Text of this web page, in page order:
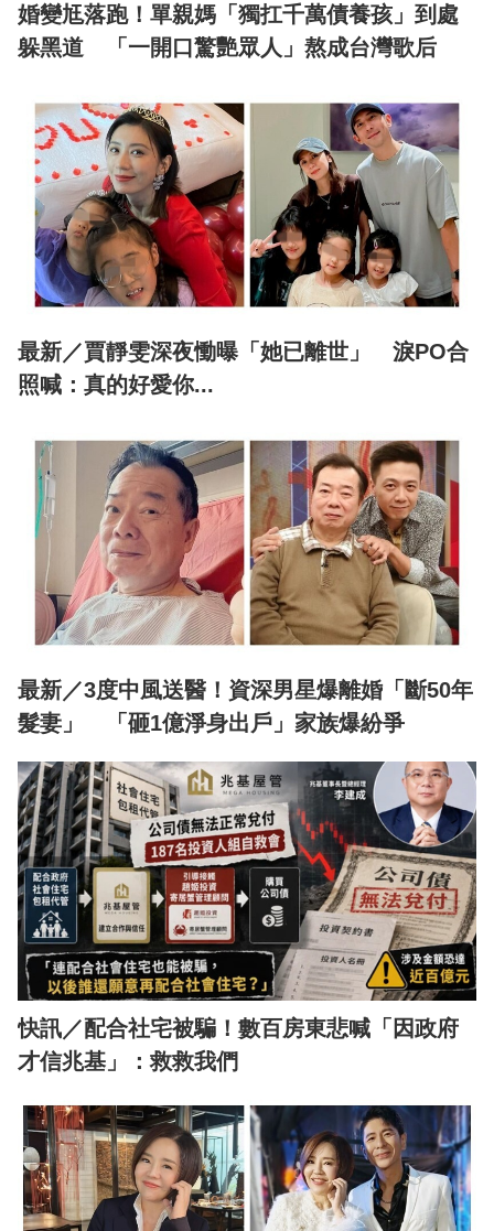
婚變尪落跑！單親媽「獨扛千萬債養孩」到處
躲黑道 「一開口驚艷眾人」熬成台灣歌后
最新／賈靜雯深夜慟曝「她已離世」 淚PO合
照喊：真的好愛你...
最新／3度中風送醫！資深男星爆離婚「斷50年
髮妻」 「砸1億淨身出戶」家族爆紛爭
快訊／配合社宅被騙！數百房東悲喊「因政府
才信兆基」：救救我們